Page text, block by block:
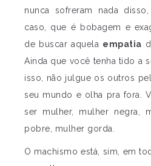
nunca sofreram nada
caso, que é bobagem e
de buscar aquela empatia
Ainda que você tenha tido a
isso, não julgue os outros
seu mundo e olha pra fora.
ser mulher, mulher negra,
pobre, mulher gorda.
O machismo está, sim, em